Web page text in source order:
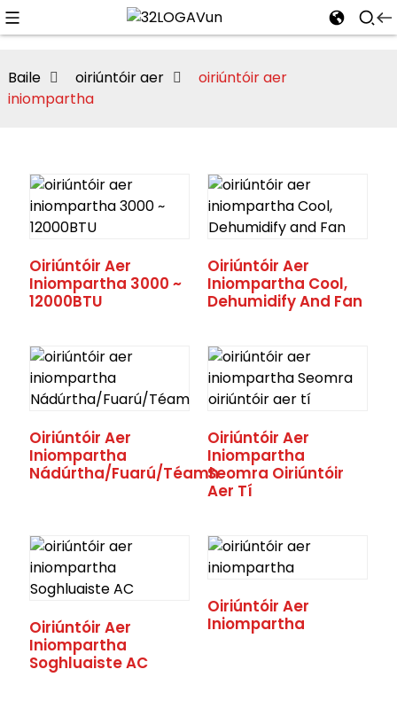
Baile oiriúntóir aer
oiriúntóir aer
iniompartha
Oiriúntóir Aer
Iniompartha 3000 ~
12000BTU
Oiriúntóir Aer
Iniompartha Cool,
Dehumidify And Fan
Oiriúntóir Aer
Iniompartha
Nádúrtha/Fuarú/Téamh
Oiriúntóir Aer
Iniompartha
Seomra Oiriúntóir
Aer Tí
Oiriúntóir Aer
Iniompartha
Soghluaiste AC
Oiriúntóir Aer
Iniompartha